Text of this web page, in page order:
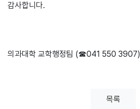
감사합니다.
의과대학 교학행정팀 (☎041 550 3907)
목록